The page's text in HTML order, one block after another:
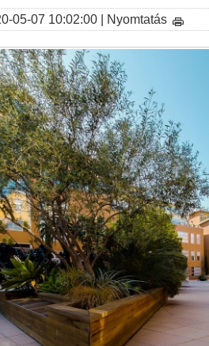
05-07 10:02:00 | Nyomtatás